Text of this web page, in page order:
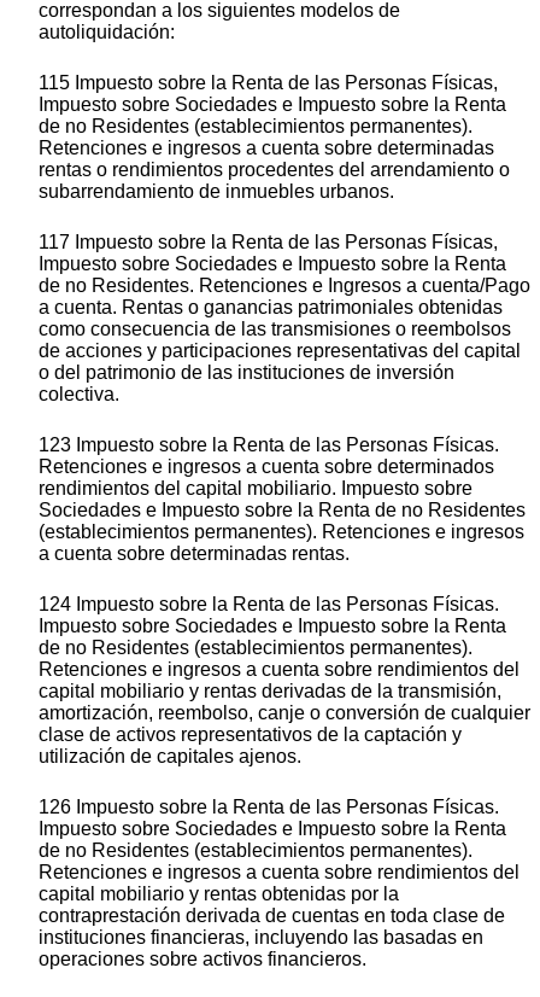
correspondan a los siguientes modelos de
autoliquidación:
115 Impuesto sobre la Renta de las Personas Físicas,
Impuesto sobre Sociedades e Impuesto sobre la Renta
de no Residentes (establecimientos permanentes).
Retenciones e ingresos a cuenta sobre determinadas
rentas o rendimientos procedentes del arrendamiento o
subarrendamiento de inmuebles urbanos.
117 Impuesto sobre la Renta de las Personas Físicas,
Impuesto sobre Sociedades e Impuesto sobre la Renta
de no Residentes. Retenciones e Ingresos a cuenta/Pago
a cuenta. Rentas o ganancias patrimoniales obtenidas
como consecuencia de las transmisiones o reembolsos
de acciones y participaciones representativas del capital
o del patrimonio de las instituciones de inversión
colectiva.
123 Impuesto sobre la Renta de las Personas Físicas.
Retenciones e ingresos a cuenta sobre determinados
rendimientos del capital mobiliario. Impuesto sobre
Sociedades e Impuesto sobre la Renta de no Residentes
(establecimientos permanentes). Retenciones e ingresos
a cuenta sobre determinadas rentas.
124 Impuesto sobre la Renta de las Personas Físicas.
Impuesto sobre Sociedades e Impuesto sobre la Renta
de no Residentes (establecimientos permanentes).
Retenciones e ingresos a cuenta sobre rendimientos del
capital mobiliario y rentas derivadas de la transmisión,
amortización, reembolso, canje o conversión de cualquier
clase de activos representativos de la captación y
utilización de capitales ajenos.
126 Impuesto sobre la Renta de las Personas Físicas.
Impuesto sobre Sociedades e Impuesto sobre la Renta
de no Residentes (establecimientos permanentes).
Retenciones e ingresos a cuenta sobre rendimientos del
capital mobiliario y rentas obtenidas por la
contraprestación derivada de cuentas en toda clase de
instituciones financieras, incluyendo las basadas en
operaciones sobre activos financieros.